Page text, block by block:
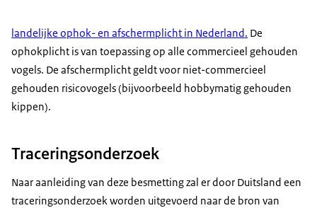
landelijke ophok- en afschermplicht in Nederland. De
ophokplicht is van toepassing op alle commercieel gehouden
vogels. De afschermplicht geldt voor niet-commercieel
gehouden risicovogels (bijvoorbeeld hobbymatig gehouden
kippen).
Traceringsonderzoek
Naar aanleiding van deze besmetting zal er door Duitsland een
traceringsonderzoek worden uitgevoerd naar de bron van